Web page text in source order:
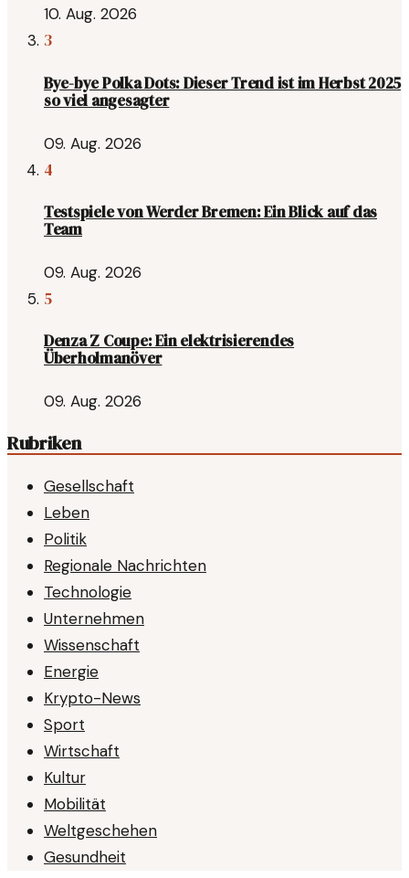
10. Aug. 2026
3
Bye-bye Polka Dots: Dieser Trend ist im Herbst 2025
so viel angesagter
09. Aug. 2026
4
Testspiele von Werder Bremen: Ein Blick auf das
Team
09. Aug. 2026
5
Denza Z Coupe: Ein elektrisierendes
Überholmanöver
09. Aug. 2026
Rubriken
Gesellschaft
Leben
Politik
Regionale Nachrichten
Technologie
Unternehmen
Wissenschaft
Energie
Krypto-News
Sport
Wirtschaft
Kultur
Mobilität
Weltgeschehen
Gesundheit